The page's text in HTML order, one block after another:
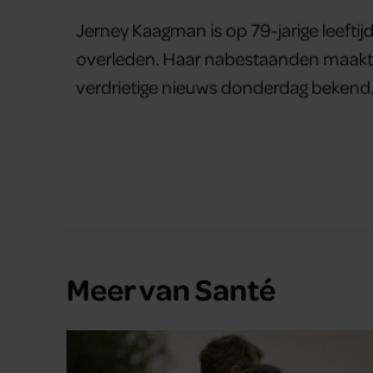
Jerney Kaagman is op 79-jarige leeftijd
overleden. Haar nabestaanden
verdrietige nieuws donderdag bekend.
Meer van Santé